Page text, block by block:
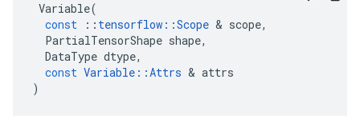
Variable(
const
:: tensorflow ::Scope & scope,
PartialTensorShape shape,
DataType dtype,
const Variable ::Attrs & attrs
)